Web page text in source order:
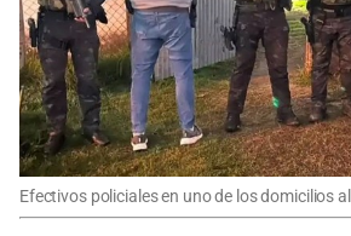
Efectivos policiales en uno de los domicilios